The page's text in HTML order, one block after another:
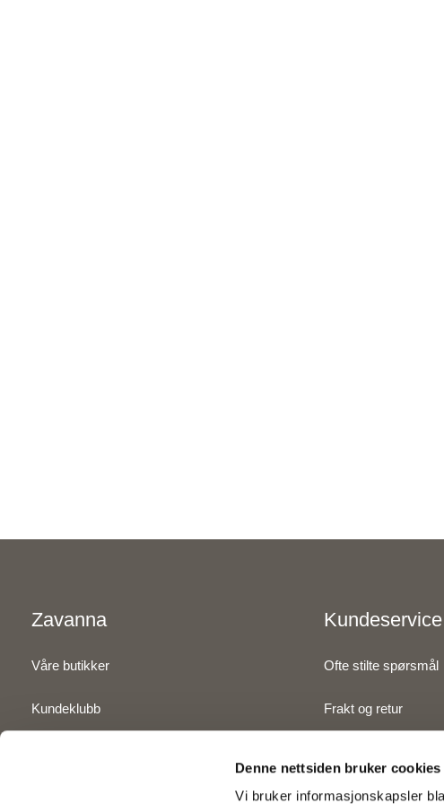
Denne nettsiden bruker cookies
Vi bruker informasjonskapsler
Zavanna
Våre butikker
Kundeklubb
Kundeservice
Ofte stilte spørsmål
Frakt og retur
Kjøpsbetingelser